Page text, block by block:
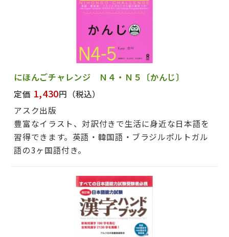
にほんごチャレンジ Ｎ４・Ｎ５〔かんじ〕
定価 1,430円 （税込）
アスク出版
豊富なイラスト、対訳付きで生活に身近な日本語を
習得できます。英語・韓国語・ブラジルポルトガル
語の3ヶ国語付き。